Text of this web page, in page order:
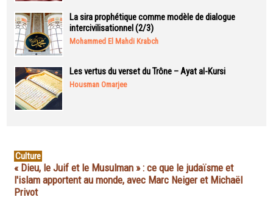
La sira prophétique comme modèle de dialogue
intercivilisationnel (2/3)
Mohammed El Mahdi Krabch
Les vertus du verset du Trône – Ayat al-Kursi
Housman Omarjee
Culture
« Dieu, le Juif et le Musulman » : ce que le judaïsme et
l'islam apportent au monde, avec Marc Neiger et Michaël
Privot